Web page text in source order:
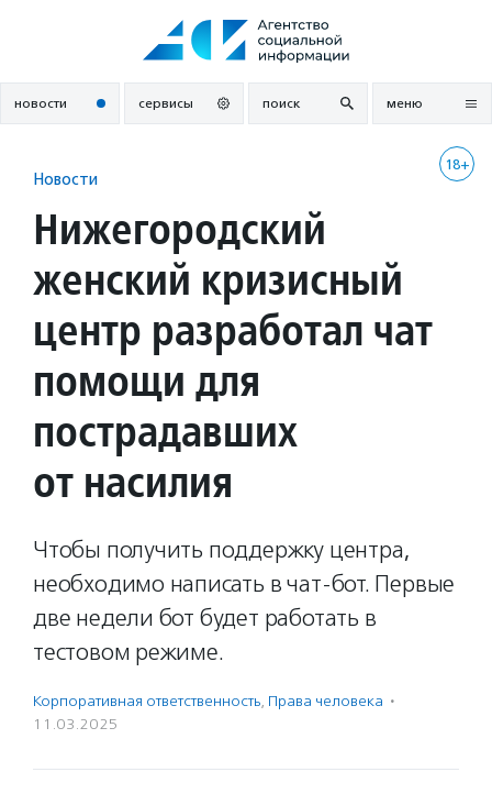
новости сервисы поиск меню
18+
Новости
Нижегородский
женский кризисный
центр разработал чат
помощи для
пострадавших
от насилия
Чтобы получить поддержку центра,
необходимо написать в чат-бот. Первые
две недели бот будет работать в
тестовом режиме.
Корпоративная ответственность, Права человека ·
11.03.2025